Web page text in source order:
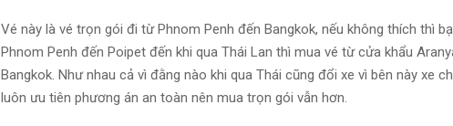
Vé này là vé trọn gói đi từ Phnom Penh đến Bangkok, nếu không thích thì
Phnom Penh đến Poipet đến khi qua Thái Lan thì mua vé từ cửa khẩu
Bangkok. Như nhau cả vì đằng nào khi qua Thái cũng đổi xe vì bên này xe
luôn ưu tiên phương án an toàn nên mua trọn gói vẫn hơn.